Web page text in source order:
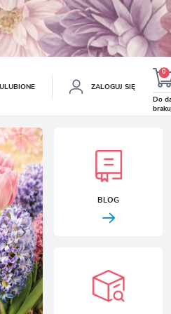
ULUBIONE ZALOGUJ SIĘ
SIĘ
KORZYŚCI:
swoich danych przy kolejnych zakupach
i kuponów promocyjnych
0
TULIPAN LODOWY NEGRITA
DOUBLE 5 SZT.
8.99 zł -54%
Do
BLOG